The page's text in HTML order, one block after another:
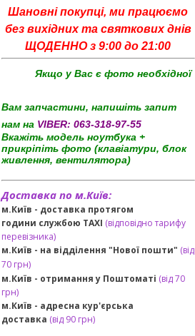
Шановні покупці, ми працюємо
без вихідних та святкових днів
ЩОДЕННО з 9:00 до 21:00
Якщо у Вас є фото необхідної
Вам запчастини, напишіть запит
нам на VIBER: 063-318-97-55
Вкажіть модель ноутбука +
прикріпіть фото (клавіатури, блок
живлення, вентилятора)
Доставка по м.Київ:
м.Київ - доставка протягом
години службою TAXI (відповідно тарифу
перевізника)
м.Київ - на відділення "Нової пошти" (від
70 грн)
м.Київ - отримання у Поштоматі (від 70
грн)
м.Київ - адресна кур'єрська
доставка (від90 грн)